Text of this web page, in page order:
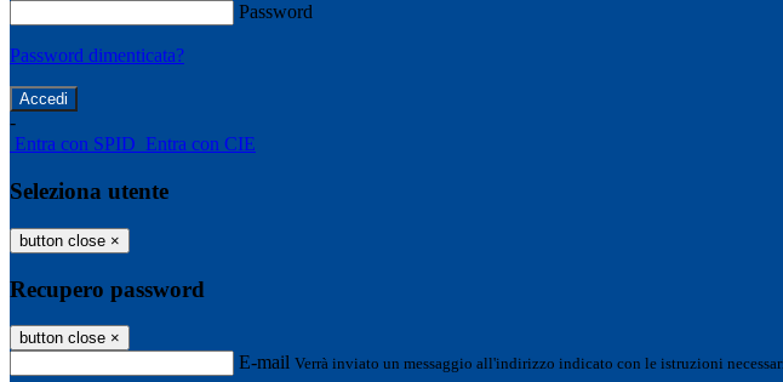
Password
Password dimenticata?
-
Entra con SPID Entra con CIE
Seleziona utente
button close ×
Recupero password
button close ×
E-mail Verrà inviato un messaggio all'indirizzo indicato con le istruzioni